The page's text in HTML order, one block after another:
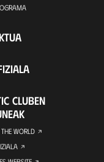
CLUBEN
WORLD